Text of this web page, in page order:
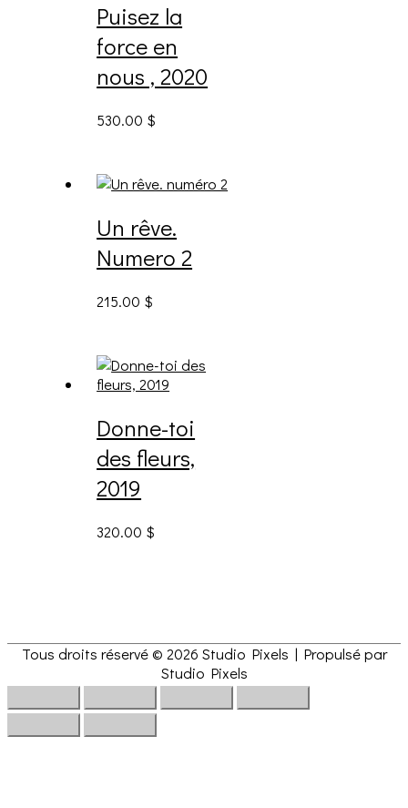
Puisez la
force en
nous , 2020
530.00 $
Un rêve.
Numero 2
215.00 $
Donne-toi
des fleurs,
2019
320.00 $
Tous droits réservé © 2026 Studio Pixels | Propulsé par
Studio Pixels